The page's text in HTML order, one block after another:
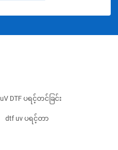
uV DTF ပရင့်တင်ခြင်း
dtf uv ပရင့်တာ